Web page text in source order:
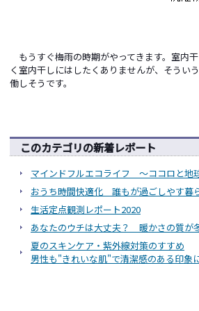
もうすぐ梅雨の時期がやってきます。室内
く室内干しにはしたくありませんが、そうい
働しそうです。
このカテゴリの新着レポート
マインドフルエコライフ ～ココロと地
おうち時間快適化 誰もが過ごしやす暮
生活定点観測レポート2020
あなたのウチは大丈夫？ 暖かさの質が
夏のスキンケア・紫外線対策のすすめ
男性も"きれいな肌"で清潔感のある印象